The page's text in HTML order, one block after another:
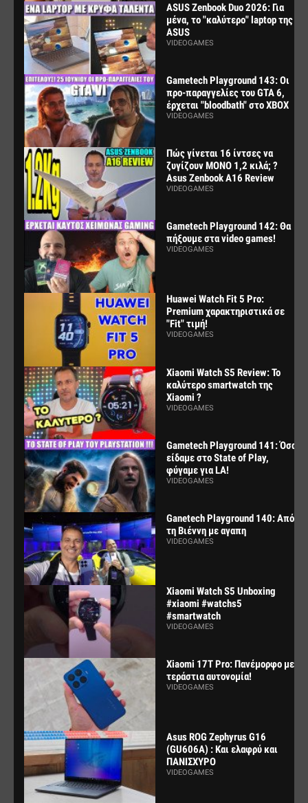
ASUS Zenbook Duo 2026: Για
μένα, το "καλύτερο" laptop της
ASUS
VIDEOGAMES
Gametech Playground 143: Οι
προ-παραγγελίες του GTA 6,
έρχεται "bloodbath" στο XBOX
VIDEOGAMES
Πώς γίνεται 16 ίντσες να
ζυγίζουν ΜΟΝΟ 1,2 κιλά; ?
Asus Zenbook A16 Review
VIDEOGAMES
Gametech Playground 142: Θα
πήξουμε στα video games!
VIDEOGAMES
Huawei Watch Fit 5 Pro:
Premium χαρακτηριστικά σε
"Fit" τιμή!
VIDEOGAMES
Xiaomi Watch S5 Review: Το
καλύτερο smartwatch της
Xiaomi ?
VIDEOGAMES
Gametech Playground 141: Όσα
είδαμε στο State of Play,
φύγαμε για LA!
VIDEOGAMES
Ganetech Playground 140: Από
τη Βιέννη με αγαπη
VIDEOGAMES
Xiaomi Watch S5 Unboxing
#xiaomi #watchs5
#smartwatch
VIDEOGAMES
Xiaomi 17T Pro: Πανέμορφο με
τεράστια αυτονομία!
VIDEOGAMES
Asus ROG Zephyrus G16
(GU606A) : Και ελαφρύ και
ΠΑΝΙΣΧΥΡΟ
VIDEOGAMES